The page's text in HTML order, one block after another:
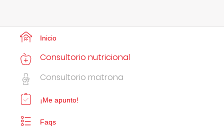
Inicio
Consultorio nutricional
Consultorio matrona
¡Me apunto!
Faqs